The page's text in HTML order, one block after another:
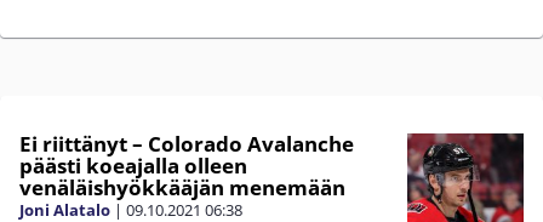
Ei riittänyt – Colorado Avalanche
päästi koeajalla olleen
venäläishyökkääjän menemään
Joni Alatalo | 09.10.2021 06:38